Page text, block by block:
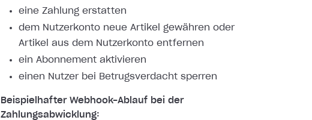
eine Zahlung erstatten
dem Nutzerkonto neue Artikel gewähren oder
Artikel aus dem Nutzerkonto entfernen
ein Abonnement aktivieren
einen Nutzer bei Betrugsverdacht sperren
Beispielhafter Webhook-Ablauf bei der
Zahlungsabwicklung: